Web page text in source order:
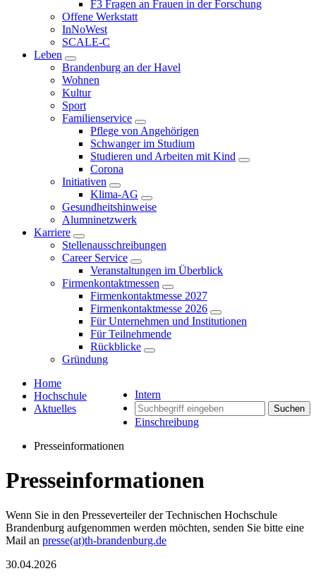
F3 Fragen an Frauen in der Forschung
Offene Werkstatt
InNoWest
SCALE-C
Leben
Brandenburg an der Havel
Wohnen
Kultur
Sport
Familienservice
Pflege von Angehörigen
Schwanger im Studium
Studieren und Arbeiten mit Kind
Corona
Initiativen
Klima-AG
Gesundheitshinweise
Alumninetzwerk
Karriere
Stellenausschreibungen
Career Service
Veranstaltungen im Überblick
Firmenkontaktmessen
Firmenkontaktmesse 2027
Firmenkontaktmesse 2026
Für Unternehmen und Institutionen
Für Teilnehmende
Rückblicke
Gründung
Intern
Suchen
Einschreibung
Home
Hochschule
Aktuelles
Presseinformationen
Presseinformationen
Wenn Sie in den Presseverteiler der Technischen Hochschule
Brandenburg aufgenommen werden möchten, senden Sie bitte eine
Mail an presse(at)th-brandenburg.de
30.04.2026